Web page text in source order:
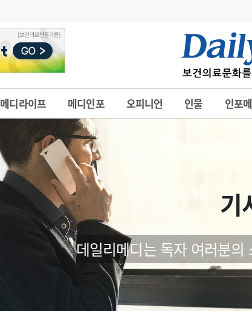
메디라이프 메디인포 오피니언 인물 인포
금주의 검색어
1
의사인력 수급 추계
2
성분명 처방
3
AI의료
4
전공의 모집 결과
의사국시 합격률
인사 사고
칼럼 수첩
초대석 피플
포토뉴스
지역병원 중소병원
행정처분 판례
학회/연수강좌 행사
법적고지
기
데일리메디는 독자 여러분